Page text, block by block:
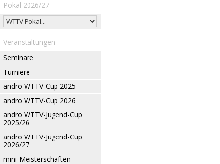
Pokal 2026/27
Veranstaltungen
Seminare
Turniere
andro WTTV-Cup 2025
andro WTTV-Cup 2026
andro WTTV-Jugend-Cup
2025/26
andro WTTV-Jugend-Cup
2026/27
mini-Meisterschaften